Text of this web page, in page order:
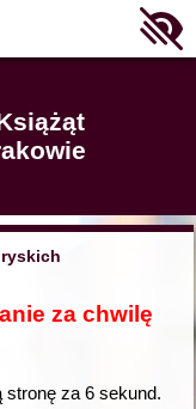
za chwilę
stronę za 6sekund.